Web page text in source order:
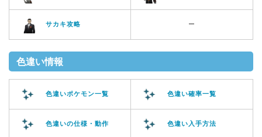
サカキ攻略 ー
色違い情報
色違いポケモン一覧 色違い確率一覧
色違いの仕様・動作 色違い入手方法